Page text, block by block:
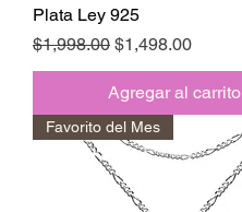
Plata Ley 925
Precio
$1,998.00 Precio de oferta
$1,498.00
Agregar al carrito
Favorito del Mes